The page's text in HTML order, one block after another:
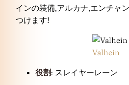
インの装備,アルカナ,エンチャ
つけます!
Valhein
役割: スレイヤーレーン